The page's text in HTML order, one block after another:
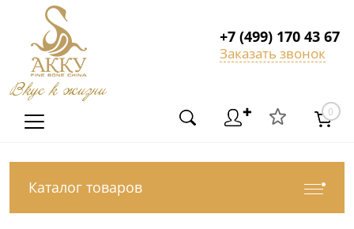
Вкус к жизни
+7 (499) 170 43 67
Заказать звонок
✚ 0
Каталог товаров